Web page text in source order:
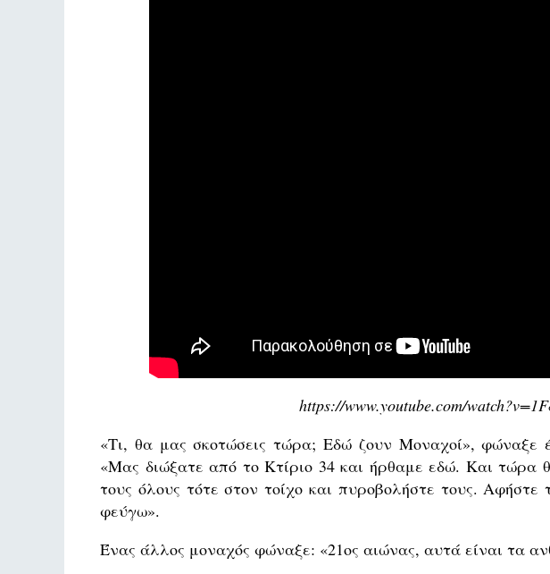
https://www.youtube.com/
«Τι, θα μας σκοτώσεις τώρα; Εδώ ζουν Μοναχοί»,
«Μας διώξατε από το Κτίριο 34 και ήρθαμε εδώ. Και
τους όλους τότε στον τοίχο και πυροβολήστε τους.
φεύγω».
Ένας άλλος μοναχός φώναξε: «21ος αιώνας, αυτά είναι τα